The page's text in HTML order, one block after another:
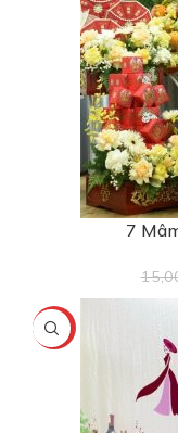
7
-1%